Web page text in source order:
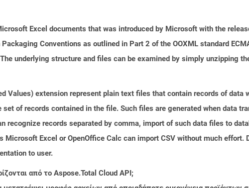
Excel documents that was introduced by Microsoft with the
Conventions as outlined in Part 2 of the OOXML standard
underlying structure and files can be examined by simply unzipping
Values) extension represent plain text files that contain records of data
set of records contained in the file. Such files are generated when data
recognize records separated by comma, import of such data files to
Microsoft Excel or OpenOffice Calc can import CSV without much
to user.
από το Aspose.Total Cloud API;